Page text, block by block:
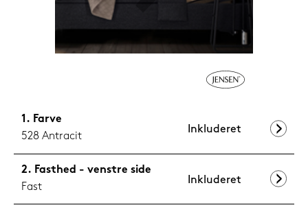
Farve
528 Antracit
Inkluderet
Fasthed - venstre side
Fast
Inkluderet